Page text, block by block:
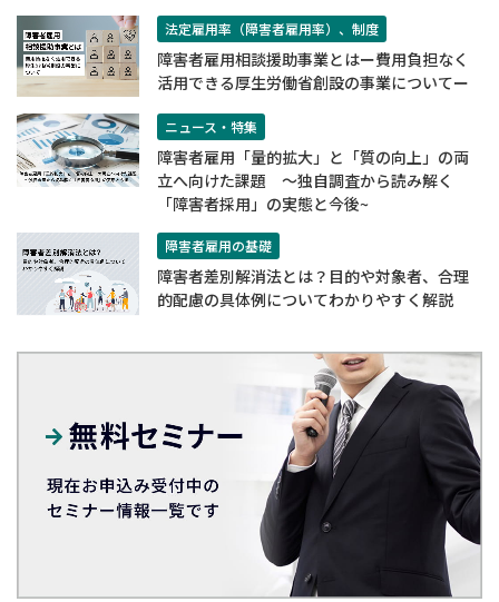
法定雇用率（障害者雇用率）、制度
障害者雇用相談援助事業とはー費用負担なく
活用できる厚生労働省創設の事業についてー
ニュース・特集
障害者雇用「量的拡大」と「質の向上」の両
立へ向けた課題 ～独自調査から読み解く
「障害者採用」の実態と今後~
障害者雇用の基礎
障害者差別解消法とは？目的や対象者、合理
的配慮の具体例についてわかりやすく解説